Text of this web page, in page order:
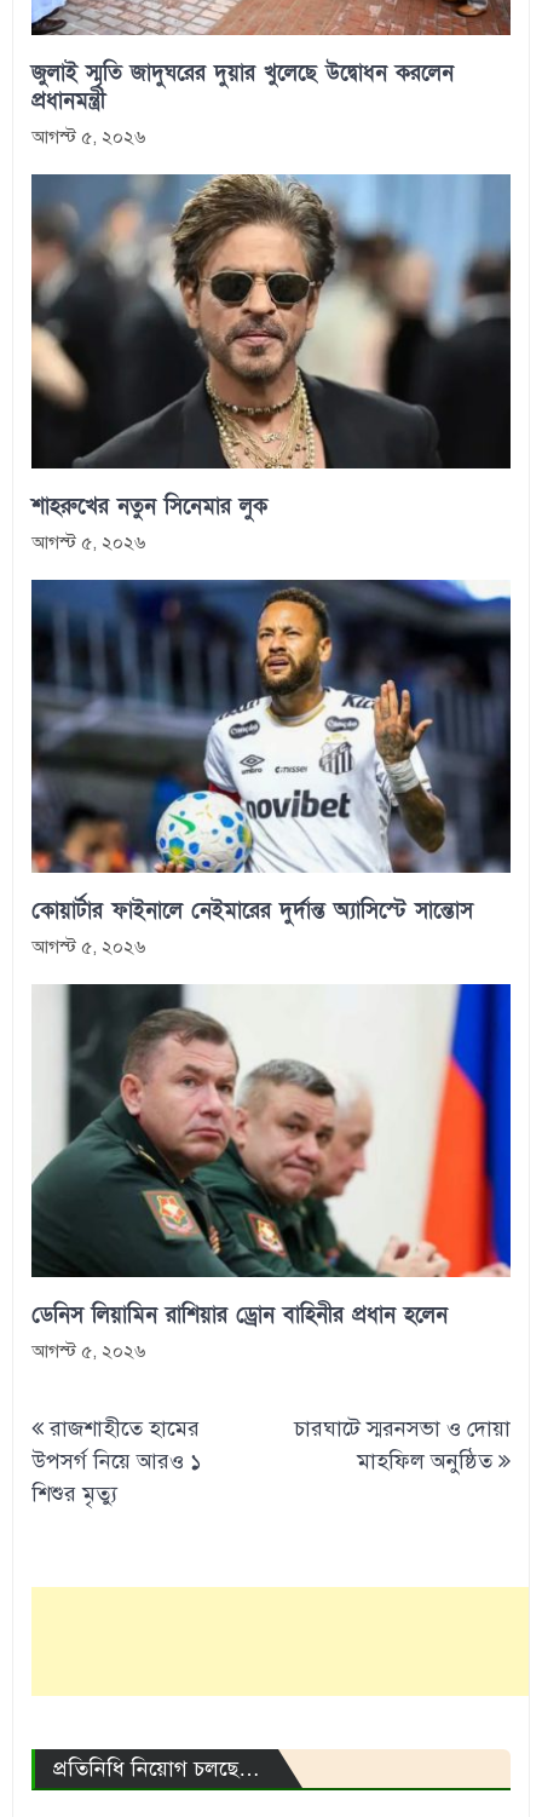
জুলাই স্মৃতি জাদুঘরের দুয়ার খুলেছে উদ্বোধন করলেন
প্রধানমন্ত্রী
আগস্ট ৫, ২০২৬
শাহরুখের নতুন সিনেমার লুক
আগস্ট ৫, ২০২৬
কোয়ার্টার ফাইনালে নেইমারের দুর্দান্ত অ্যাসিস্টে সান্তোস
আগস্ট ৫, ২০২৬
ডেনিস লিয়ামিন রাশিয়ার ড্রোন বাহিনীর প্রধান হলেন
আগস্ট ৫, ২০২৬
navigation
রাজশাহীতে হামের
উপসর্গ নিয়ে আরও ১
শিশুর মৃত্যু
চারঘাটে স্মরনসভা ও দোয়া
মাহফিল অনুষ্ঠিত
প্রতিনিধি নিয়োগ চলছে…